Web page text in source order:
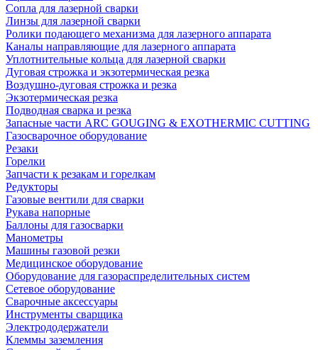
Сопла для лазерной сварки
Линзы для лазерной сварки
Ролики подающего механизма для лазерного аппарата
Каналы направляющие для лазерного аппарата
Уплотнительные кольца для лазерной сварки
Дуговая строжка и экзотермическая резка
Воздушно-дуговая строжка и резка
Экзотермическая резка
Подводная сварка и резка
Запасные части ARC GOUGING & EXOTHERMIC CUTTING
Газосварочное оборудование
Резаки
Горелки
Запчасти к резакам и горелкам
Редукторы
Газовые вентили для сварки
Рукава напорные
Баллоны для газосварки
Манометры
Машины газовой резки
Медицинское оборудование
Оборудование для газораспределительных систем
Сетевое оборудование
Сварочные аксессуары
Инструменты сварщика
Электрододержатели
Клеммы заземления